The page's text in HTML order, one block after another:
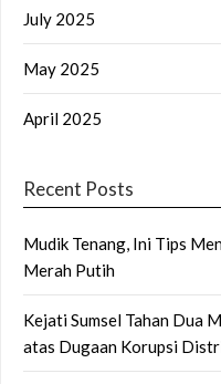
July 2025
May 2025
April 2025
Recent Posts
Mudik Tenang, Ini Tips
Merah Putih
Kejati Sumsel Tahan Dua
atas Dugaan Korupsi